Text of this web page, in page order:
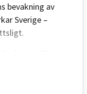
bevakning av
Sverige –
riksdagens EU-
för